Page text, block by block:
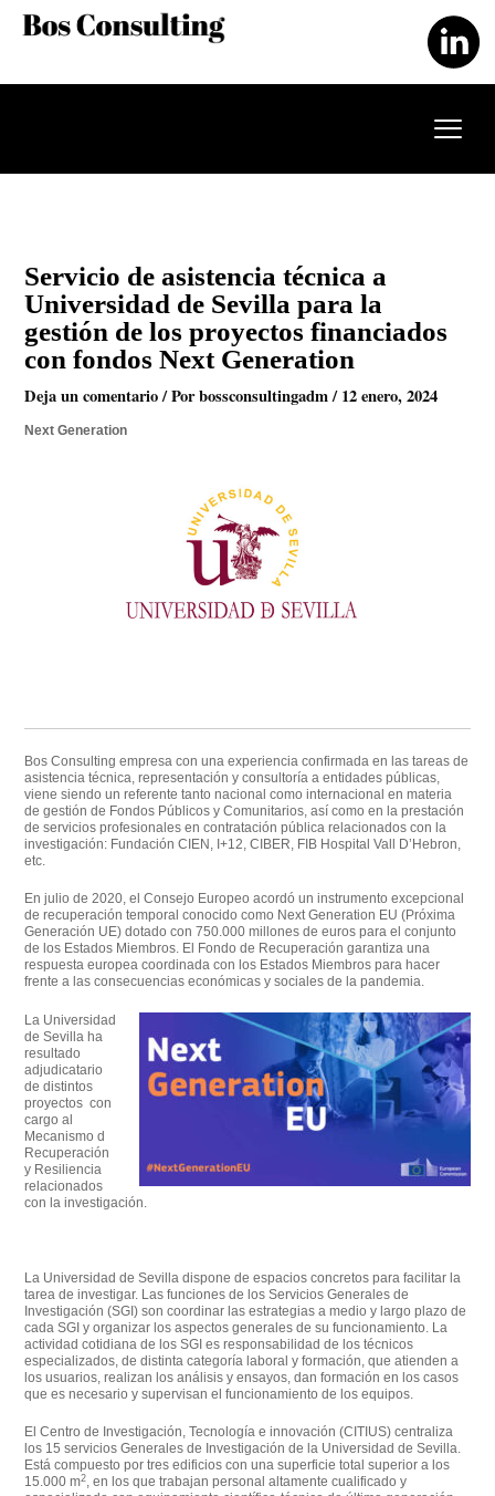
Servicio de asistencia técnica a
Universidad de Sevilla para la
gestión de los proyectos financiados
con fondos Next Generation
Deja un comentario / Porbossconsultingadm/12 enero, 2024
Next Generation
Bos Consulting empresa con una experiencia confirmada en las tareas de
asistencia técnica, representación y consultoría a entidades públicas,
viene siendo un referente tanto nacional como internacional en materia
de gestión de Fondos Públicos y Comunitarios, así comoen la prestación
de servicios profesionales en contratación pública relacionados con la
investigación: Fundación CIEN, I+12, CIBER, FIB Hospital Vall D’Hebron,
etc.
En julio de 2020, el Consejo Europeo acordó un instrumento excepcional
de recuperación temporal conocido como Next Generation EU (Próxima
Generación UE) dotado con 750.000 millones de euros para el conjunto
de los Estados Miembros. El Fondo de Recuperación garantiza una
respuesta europea coordinada con los Estados Miembros para hacer
frente a las consecuencias económicas y sociales de la pandemia.
La Universidad
de Sevilla ha
resultado
adjudicatario
de distintos
proyectos con
cargo al
Mecanismo d
Recuperación
y Resiliencia
relacionados
con la investigación.
La Universidad de Sevilla dispone de espacios concretos para facilitar la
tarea de investigar. Las funciones de losServicios Generales de
Investigación (SGI) son coordinar las estrategias a medio y largo plazo de
cada SGI y organizar los aspectos generales de su funcionamiento. La
actividad cotidiana de los SGI es responsabilidad de los técnicos
especializados, de distinta categoría laboral y formación, que atienden a
los usuarios, realizan los análisis y ensayos, dan formación en los casos
que es necesario y supervisan el funcionamiento de los equipos.
ElCentro de Investigación, Tecnología e innovación (CITIUS) centraliza
los 15 servicios Generales de Investigación de la Universidad de Sevilla.
Está compuesto por tres edificios con una superficie total superior a los
15.000 m2, en los que trabajan personal altamente cualificado y